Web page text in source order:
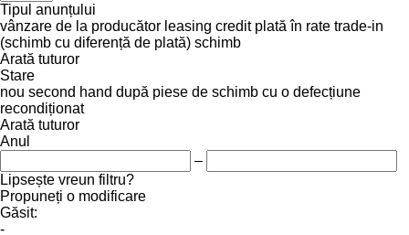
Tipul anunțului
vânzare de la producător leasing credit plată în rate trade-in
(schimb cu diferență de plată) schimb
Arată tuturor
Stare
nou second hand după piese de schimb cu o defecțiune
recondiționat
Arată tuturor
Anul
–
Lipsește vreun filtru?
Propuneți o modificare
Găsit:
-